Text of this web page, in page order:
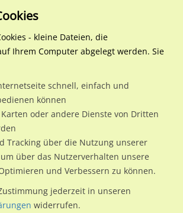
Brandenburg
Neuruppin, Stadt
Fehrbelliner Str. neb.
Str. neb. 120 b
Stadt
am Standort
120 b in Neuruppin, Stadt.
unserer Werbeflächen individuelle und
undLeistungswerte
- kleine Dateien, die
Ihrem Computer abgelegt werden. Sie
schnell, einfach und
können
oder andere Dienste von Dritten
Tracking über die Nutzung unserer
über das Nutzerverhalten unsere
und Verbessern zu können.
jederzeit in unseren
widerrufen.